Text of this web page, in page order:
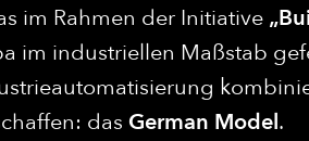
im Rahmen der Initiative
im industriellen Maßstab
das German Model.